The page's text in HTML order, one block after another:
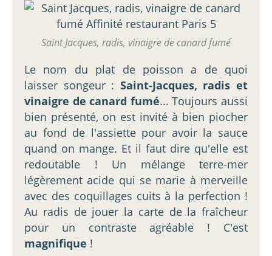
Saint Jacques, radis, vinaigre de canard fumé
Le nom du plat de poisson a de quoi
laisser songeur : Saint-Jacques, radis et
vinaigre de canard fumé... Toujours aussi
bien présenté, on est invité à bien piocher
au fond de l'assiette pour avoir la sauce
quand on mange. Et il faut dire qu'elle est
redoutable ! Un mélange terre-mer
légèrement acide qui se marie à merveille
avec des coquillages cuits à la perfection !
Au radis de jouer la carte de la fraîcheur
pour un contraste agréable ! C'est
magnifique !